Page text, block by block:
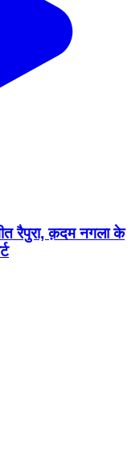
रैपुरा, क़दम नगला के